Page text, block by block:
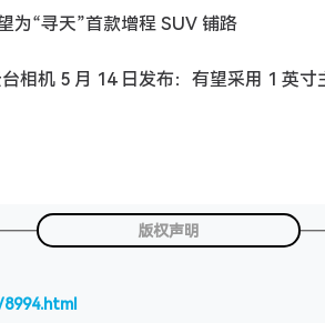
为“寻天”首款增程 SUV 铺路
相机 5 月 14 日发布：有望采用 1 英
版权声明